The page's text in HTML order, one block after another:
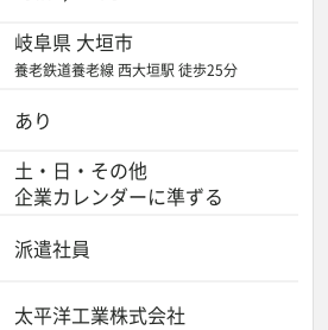
岐阜県 大垣市
養老鉄道養老線 西大垣駅 徒歩25分
あり
土・日・その他
企業カレンダーに準ずる
派遣社員
太平洋工業株式会社